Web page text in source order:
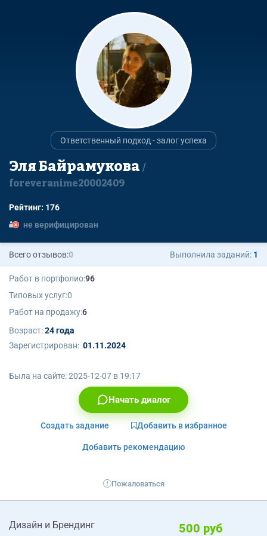
Ответственный подход - залог успеха
Эля Байрамукова
foreveranime20002409
Рейтинг: 176
не верифицирован
Всего отзывов:0 Выполнила заданий: 1
Работ в портфолио:96
Типовых услуг:0
Работ на продажу:6
Возраст:24 года
Зарегистрирован: 01.11.2024
Была на сайте:2025-12-07 в 19:17
Начать диалог
Создать задание Добавить в избранное
Добавить рекомендацию
Пожаловаться
Дизайн и Брендинг 500 руб